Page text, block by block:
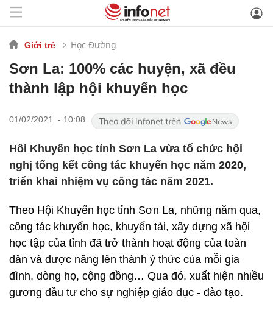
Giới trẻ Học Đường
Sơn La: 100% các huyện, xã đều
thành lập hội khuyến học
01/02/2021 - 10:08
Hôi Khuyến học tỉnh Sơn La vừa tổ chức hội
nghị tổng kết công tác khuyến học năm 2020,
triển khai nhiệm vụ công tác năm 2021.
Theo Hội Khuyến học tỉnh Sơn La, những năm qua,
công tác khuyến học, khuyến tài, xây dựng xã hội
học tập của tỉnh đã trở thành hoạt động của toàn
dân và được nâng lên thành ý thức của mỗi gia
đình, dòng họ, cộng đồng… Qua đó, xuất hiện nhiều
gương đầu tư cho sự nghiệp giáo dục - đào tạo.